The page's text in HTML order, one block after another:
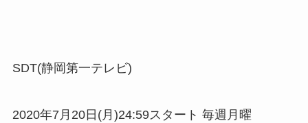
SDT(静岡第一テレビ)
2020年7月20日(月)24:59スタート 毎週月曜